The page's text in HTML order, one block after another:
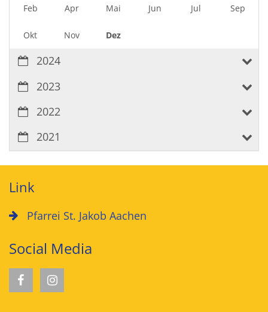
Feb Apr Mai Jun Jul Sep
Okt Nov Dez
2024
2023
2022
2021
Link
Pfarrei St. Jakob Aachen
Social Media